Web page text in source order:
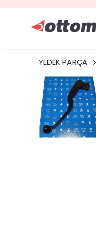
YEDEK PARÇA